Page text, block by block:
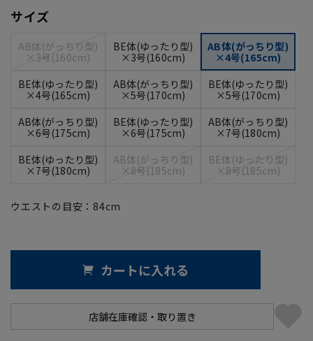
サイズ
AB体(がっちり型)
×3号(160cm)
BE体(ゆったり型)
×3号(160cm)
AB体(がっちり型)
×4号(165cm)
BE体(ゆったり型)
×4号(165cm)
AB体(がっちり型)
×5号(170cm)
BE体(ゆったり型)
×5号(170cm)
AB体(がっちり型)
×6号(175cm)
BE体(ゆったり型)
×6号(175cm)
AB体(がっちり型)
×7号(180cm)
BE体(ゆったり型)
×7号(180cm)
AB体(がっちり型)
×8号(185cm)
BE体(ゆったり型)
×8号(185cm)
ウエストの目安： 84cm
カートに入れる